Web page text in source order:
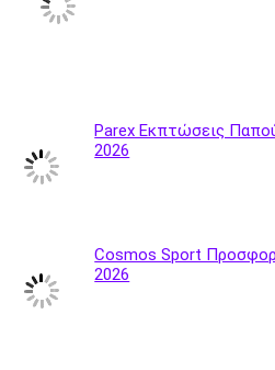
Parex Εκπτώσεις
2026
Cosmos Sport
2026